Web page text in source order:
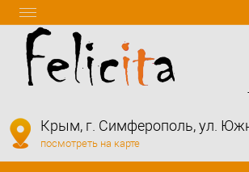
Крым, г. Симферополь, ул.
посмотреть на карте